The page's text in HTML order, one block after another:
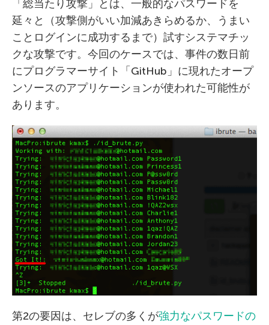
「総当たり攻撃」とは、一般的なパスワードを
延々と（攻撃側がいい加減あきらめるか、うまい
ことログインに成功するまで）試すシステマチッ
クな攻撃です。今回のケースでは、事件の数日前
にプログラマーサイト「GitHub」に現れたオープ
ンソースのアプリケーションが使われた可能性が
あります。
第2の要因は、セレブの多くが強力なパスワードの